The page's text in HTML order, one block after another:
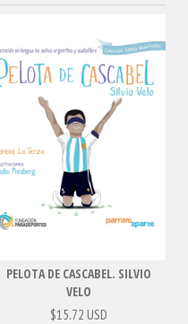
PELOTA DE CASCABEL. SILVIO
VELO
$15.72 USD